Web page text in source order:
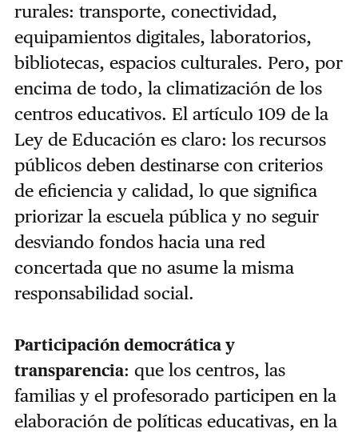
rurales: transporte, conectividad,
equipamientos digitales, laboratorios,
bibliotecas, espacios culturales. Pero, por
encima de todo, la climatización de los
centros educativos. El artículo 109 de la
Ley de Educación es claro: los recursos
públicos deben destinarse con criterios
de eficiencia y calidad, lo que significa
priorizar la escuela pública y no seguir
desviando fondos hacia una red
concertada que no asume la misma
responsabilidad social.
Participación democrática y
transparencia: que los centros, las
familias y el profesorado participen en la
elaboración de políticas educativas, en la